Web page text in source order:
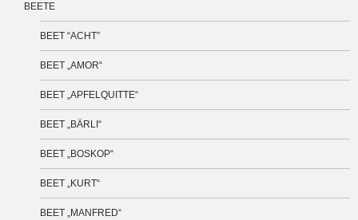
BEETE
BEET “ACHT”
BEET „AMOR“
BEET „APFELQUITTE“
BEET „BÄRLI“
BEET „BOSKOP“
BEET „KURT“
BEET „MANFRED“